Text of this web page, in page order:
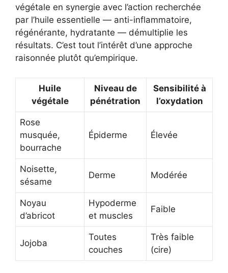
végétale en synergie avec l’action recherchée
par l’huile essentielle — anti-inflammatoire,
régénérante, hydratante — démultiplie les
résultats. C’est tout l’intérêt d’une approche
raisonnée plutôt qu’empirique.
Huile
végétale
Niveau de
pénétration
Sensibilité à
l’oxydation
Rose
musquée,
bourrache
Épiderme Élevée
Noisette,
sésame
Derme Modérée
Noyau
d’abricot
Hypoderme
et muscles
Faible
Jojoba
Toutes
couches
Très faible
(cire)